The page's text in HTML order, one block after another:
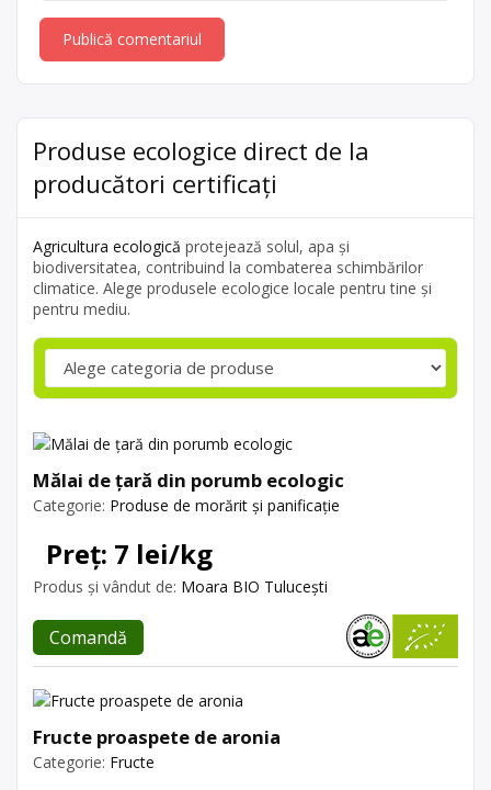
Produse ecologice direct de la
producători certificați
Agricultura ecologică protejează solul, apa și
biodiversitatea, contribuind la combaterea schimbărilor
climatice. Alege produsele ecologice locale pentru tine și
pentru mediu.
Mălai de țară din porumb ecologic
Categorie: Produse de morărit și panificație
Preț: 7 lei/kg
Produs și vândut de: Moara BIO Tulucești
Comandă
Fructe proaspete de aronia
Categorie: Fructe